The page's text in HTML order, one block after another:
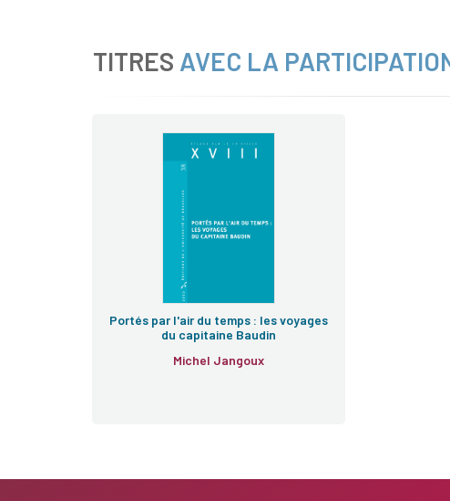
TITRES AVEC LA
Portés par l'air du temps : les voyages
du capitaine Baudin
Michel Jangoux